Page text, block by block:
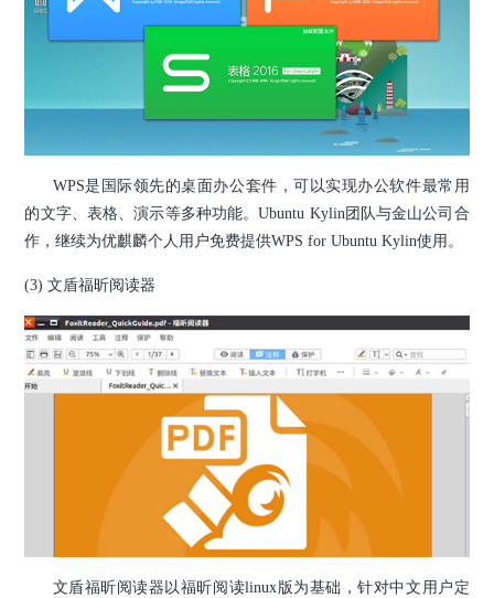
WPS是国际领先的桌面办公套件，可以实现办公软件最常用
的文字、表格、演示等多种功能。Ubuntu Kylin团队与金山公司合
作，继续为优麒麟个人用户免费提供WPS for Ubuntu Kylin使用。
(3) 文盾福昕阅读器
文盾福昕阅读器以福昕阅读linux版为基础，针对中文用户定